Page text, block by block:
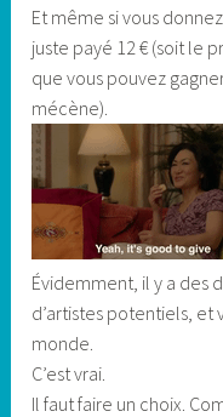
Et même si vous
juste payé 12 € (soit le
que vous pouvez
mécène).
Évidemment, il y a des
d’artistes potentiels, et
monde.
C’est vrai.
Il faut faire un choix.